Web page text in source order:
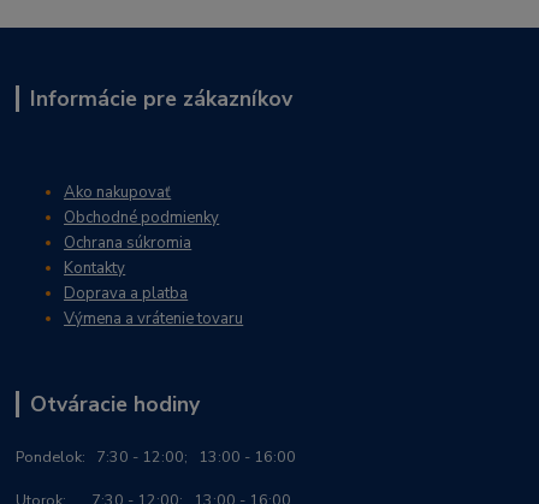
Informácie pre zákazníkov
Ako nakupovať
Obchodné podmienky
Ochrana súkromia
Kontakty
Doprava a platba
Výmena a vrátenie tovaru
Otváracie hodiny
Pondelok: 7:30 - 12:00; 13:00 - 16:00
Utorok: 7:30 - 12:00; 13:00 - 16:00